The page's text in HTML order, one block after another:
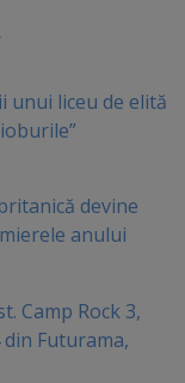
unui liceu de elită
devine
anului
Camp Rock 3,
Futurama,